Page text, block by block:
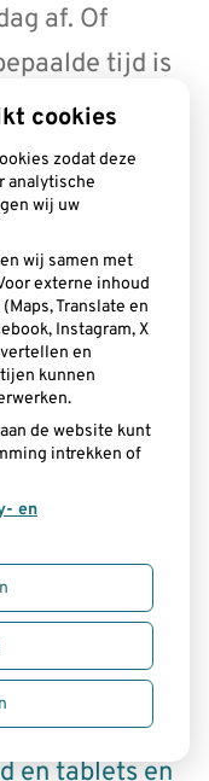
af. Of
tijd is
niet
of
of
U
maar
al weer? In de
allemaal
thuis, bent u
app
en tablets en
cookies
zodat deze
analytische
wij uw
wij samen met
externe inhoud
Translate en
Instagram, X
en
kunnen
de website kunt
intrekken of
en